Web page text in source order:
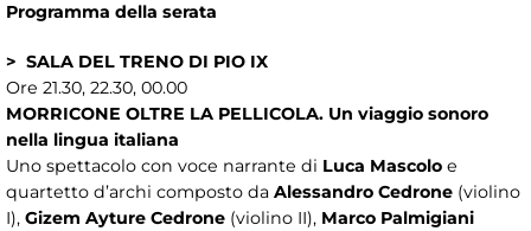
Programma della serata
> SALA DEL TRENO DI PIO IX
Ore 21.30, 22.30, 00.00
MORRICONE OLTRE LA PELLICOLA. Un viaggio sonoro
nella lingua italiana
Uno spettacolo con voce narrante di Luca Mascolo e
quartetto d’archi composto da Alessandro Cedrone (violino
I), Gizem Ayture Cedrone (violino II), Marco Palmigiani